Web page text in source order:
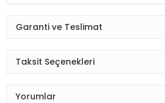
Garanti ve Teslimat
Taksit Seçenekleri
Yorumlar